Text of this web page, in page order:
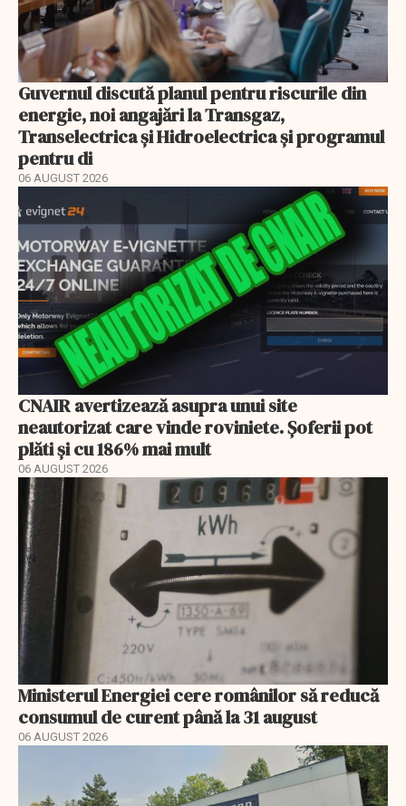
Guvernul discută planul pentru riscurile din
energie, noi angajări la Transgaz,
Transelectrica și Hidroelectrica și programul
pentru di
06 AUGUST 2026
CNAIR avertizează asupra unui site
neautorizat care vinde roviniete. Șoferii pot
plăti și cu 186% mai mult
06 AUGUST 2026
Ministerul Energiei cere românilor să reducă
consumul de curent până la 31 august
06 AUGUST 2026